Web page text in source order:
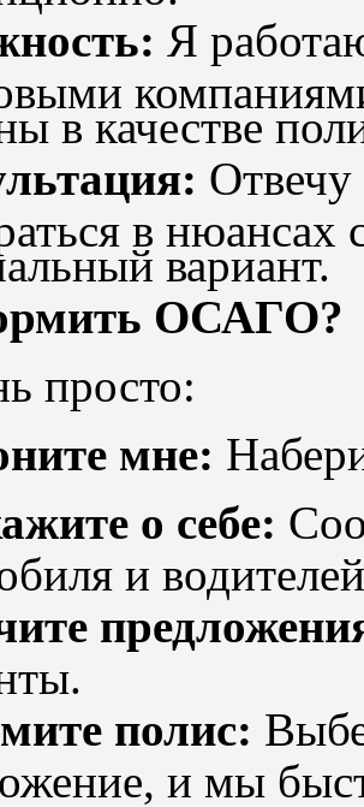
Я
в качестве
в нюансах
вариант.
ОСАГО?
просто:
мне:
о себе:
и
полис:
и мы